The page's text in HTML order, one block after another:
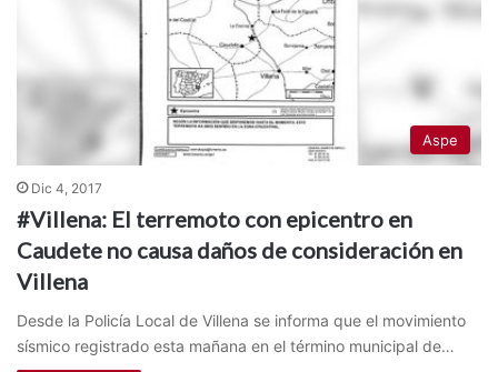
Aspe
Dic 4, 2017
#Villena: El terremoto con epicentro en
Caudete no causa daños de consideración en
Villena
Desde la Policía Local de Villena se informa que el movimiento
sísmico registrado esta mañana en el término municipal de…